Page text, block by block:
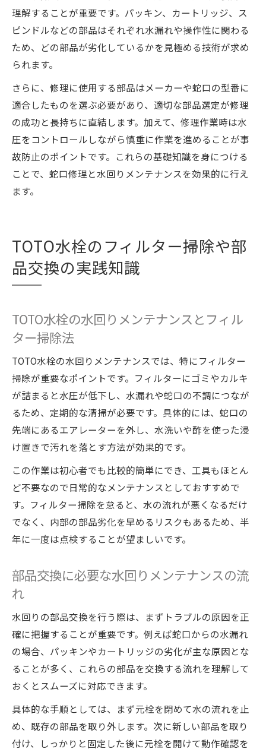
理解することが重要です。パッキン、カートリッジ、ス
ピンドルなどの部品はそれぞれ水漏れや操作性に関わる
ため、どの部品が劣化しているかを見極める技術が求め
られます。
さらに、修理に使用する部品はメーカーや蛇口の型番に
適合したものを選ぶ必要があり、適切な部品選定が修理
の成功と長持ちに直結します。加えて、修理作業時は水
圧をコントロールしながら慎重に作業を進めることが事
故防止のポイントです。これらの基礎知識を身につける
ことで、蛇口修理と水回りメンテナンスを効果的に行え
ます。
TOTO水栓のフィルター掃除や部
品交換の実践知識
TOTO水栓の水回りメンテナンスとフィル
ター掃除法
TOTO水栓の水回りメンテナンスでは、特にフィルター
掃除が重要なポイントです。フィルターにゴミやカルキ
が詰まると水圧が低下し、水漏れや蛇口の不調につなが
るため、定期的な清掃が必要です。具体的には、蛇口の
先端にあるエアレーターを外し、水洗いや酢を使った浸
け置きで汚れを落とす方法が効果的です。
この作業は初心者でも比較的簡単にでき、工具もほとん
ど不要なので日常的なメンテナンスとしておすすめで
す。フィルター掃除を怠ると、水の流れが悪くなるだけ
でなく、内部の部品劣化を早めるリスクもあるため、半
年に一度は点検することが望ましいです。
部品交換に必要な水回りメンテナンスの流
れ
水回りの部品交換を行う際は、まずトラブルの原因を正
確に把握することが重要です。例えば蛇口からの水漏れ
の場合、パッキンやカートリッジの劣化が主な原因とな
ることが多く、これらの部品を交換する流れを理解して
おくとスムーズに対応できます。
具体的な手順としては、まず元栓を閉めて水の流れを止
め、既存の部品を取り外します。次に新しい部品を取り
付け、しっかりと固定した後に元栓を開けて動作確認を